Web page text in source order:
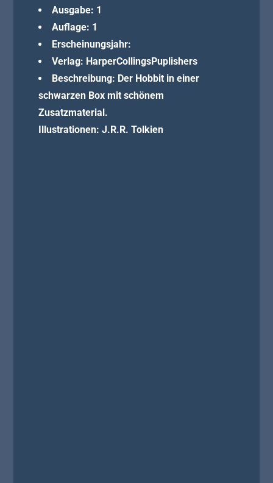
Ausgabe: 1
Auflage: 1
Erscheinungsjahr:
Verlag: HarperCollingsPuplishers
Beschreibung: Der Hobbit in einer
schwarzen Box mit schönem
Zusatzmaterial.
Illustrationen: J.R.R. Tolkien